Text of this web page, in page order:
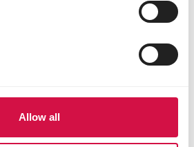
Allow all